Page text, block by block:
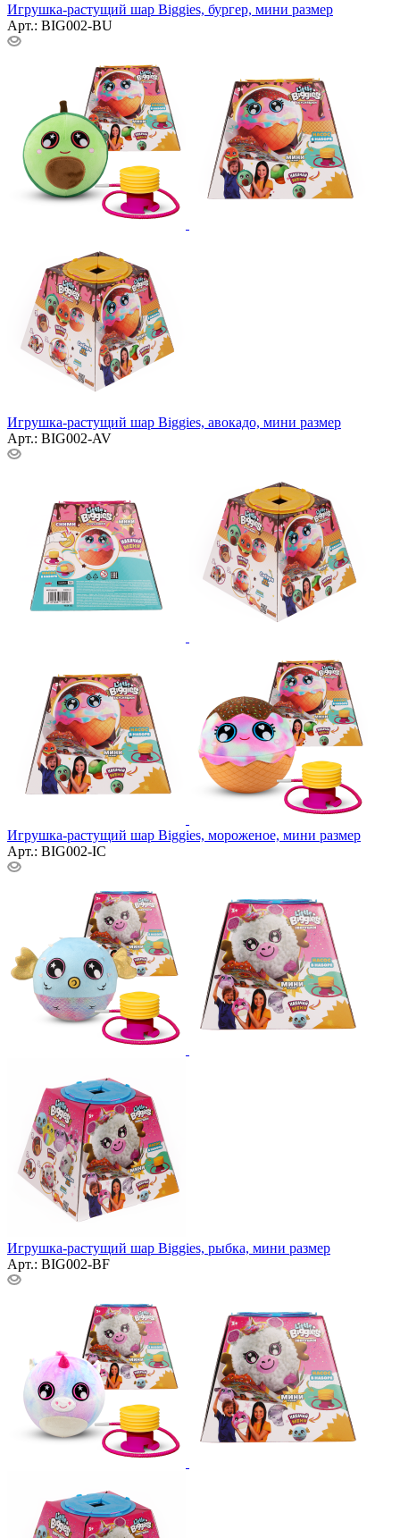
Игрушка-растущий шар Biggies, бургер, мини размер
Арт.: BIG002-BU
Игрушка-растущий шар Biggies, авокадо, мини размер
Арт.: BIG002-AV
Игрушка-растущий шар Biggies, мороженое, мини размер
Арт.: BIG002-IC
Игрушка-растущий шар Biggies, рыбка, мини размер
Арт.: BIG002-BF